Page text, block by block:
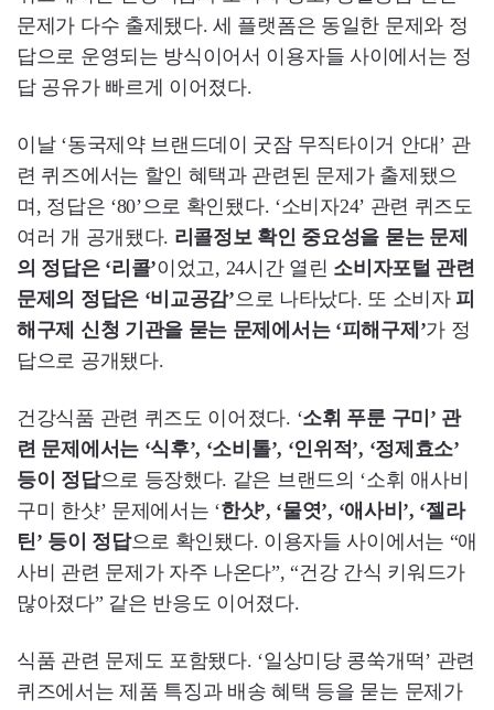
문제가 다수 출제됐다. 세 플랫폼은 동일한 문제와 정
답으로 운영되는 방식이어서 이용자들 사이에서는 정
답 공유가 빠르게 이어졌다.
이날 ‘동국제약 브랜드데이 굿잠 무직타이거 안대’ 관
련 퀴즈에서는 할인 혜택과 관련된 문제가 출제됐으
며, 정답은 ‘80’으로 확인됐다. ‘소비자24’ 관련 퀴즈도
여러 개 공개됐다. 리콜정보 확인 중요성을 묻는 문제
의 정답은 ‘리콜’이었고, 24시간 열린 소비자포털 관련
문제의 정답은 ‘비교공감’으로 나타났다. 또 소비자 피
해구제 신청 기관을 묻는 문제에서는 ‘피해구제’가 정
답으로 공개됐다.
건강식품 관련 퀴즈도 이어졌다. ‘소휘 푸룬 구미’ 관
련 문제에서는 ‘식후’, ‘소비톨’, ‘인위적’, ‘정제효소’
등이 정답으로 등장했다. 같은 브랜드의 ‘소휘 애사비
구미 한샷’ 문제에서는 ‘한샷’, ‘물엿’, ‘애사비’, ‘젤라
틴’ 등이 정답으로 확인됐다. 이용자들 사이에서는 “애
사비 관련 문제가 자주 나온다”, “건강 간식 키워드가
많아졌다” 같은 반응도 이어졌다.
식품 관련 문제도 포함됐다. ‘일상미당 콩쑥개떡’ 관련
퀴즈에서는 제품 특징과 배송 혜택 등을 묻는 문제가